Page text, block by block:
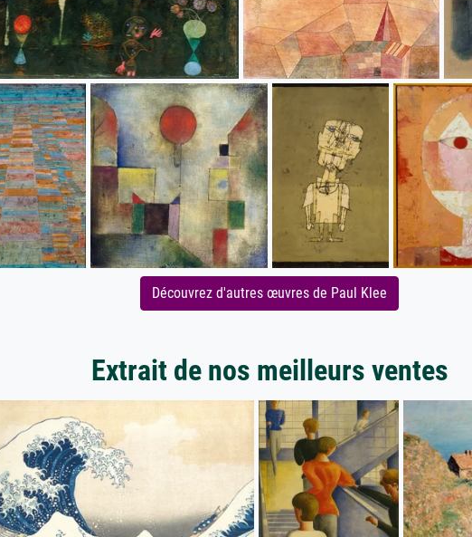
Découvrez d'autres œuvres de Paul Klee
Extrait de nos meilleurs ventes